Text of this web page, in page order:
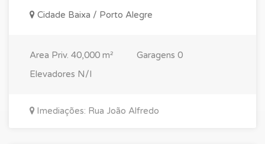
Cidade Baixa / Porto Alegre
Area Priv. 40,000 m² Garagens 0
Elevadores N/I
Imediações: Rua João Alfredo